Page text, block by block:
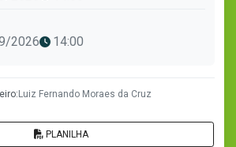
2026 14:00
Luiz Fernando Moraes da Cruz
PLANILHA